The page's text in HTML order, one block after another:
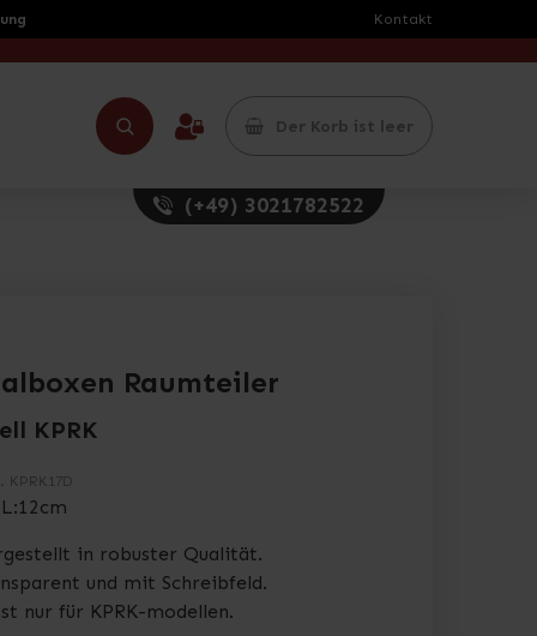
Kontakt
Der Korb ist leer
(+49) 3021782522
Raumteiler
KPRK
KPRK17D
in robuster Qualität.
und mit Schreibfeld.
nur für KPRK-modellen.